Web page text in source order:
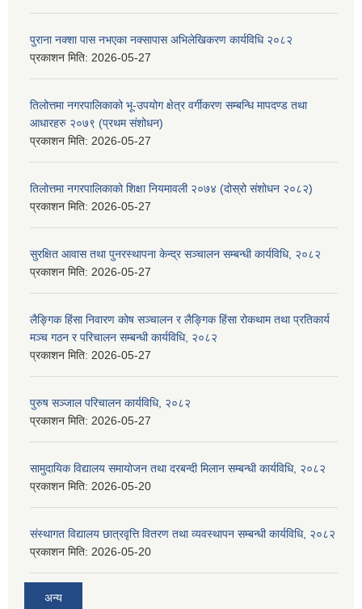
पुराना नक्शा पास नभएका नक्सापास अभिलेखिकरण कार्यविधि २०८२
प्रकाशन मिति: 2026-05-27
तिलोत्तमा नगरपालिकाको भू-उपयोग क्षेत्र वर्गीकरण सम्बन्धि मापदण्ड तथा
आधारहरु २०७९ (प्रथम संशोधन)
प्रकाशन मिति: 2026-05-27
तिलोत्तमा नगरपालिकाको शिक्षा नियमावली २०७४ (दोस्रो संशोधन २०८२)
प्रकाशन मिति: 2026-05-27
सुरक्षित आवास तथा पुनरस्थापना केन्द्र सञ्चालन सम्बन्धी कार्यविधि, २०८२
प्रकाशन मिति: 2026-05-27
लैङ्गिक हिंसा निवारण कोष सञ्चालन र लैङ्गिक हिंसा रोकथाम तथा प्रतिकार्य
मञ्च गठन र परिचालन सम्बन्धी कार्यविधि, २०८२
प्रकाशन मिति: 2026-05-27
पुरुष सञ्जाल परिचालन कार्यविधि, २०८२
प्रकाशन मिति: 2026-05-27
सामुदायिक विद्यालय समायोजन तथा दरबन्दी मिलान सम्बन्धी कार्यविधि, २०८२
प्रकाशन मिति: 2026-05-20
संस्थागत विद्यालय छात्रवृत्ति वितरण तथा व्यवस्थापन सम्बन्धी कार्यविधि, २०८२
प्रकाशन मिति: 2026-05-20
अन्य